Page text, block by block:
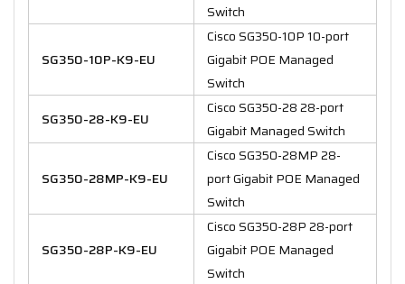
Switch
SG350-10P-K9-EU
Cisco SG350-10P 10-port
Gigabit POE Managed
Switch
SG350-28-K9-EU
Cisco SG350-28 28-port
Gigabit Managed Switch
SG350-28MP-K9-EU
Cisco SG350-28MP 28-
port Gigabit POE Managed
Switch
SG350-28P-K9-EU
Cisco SG350-28P 28-port
Gigabit POE Managed
Switch